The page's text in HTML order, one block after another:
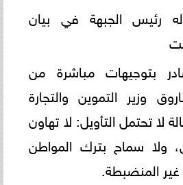
رئيس الجبهة في بيان
بتوجيهات مباشرة من
وزير التموين والتجارة
لا تحتمل التأويل: لا تهاون
ولا سماح بترك المواطن
المنضبطة.